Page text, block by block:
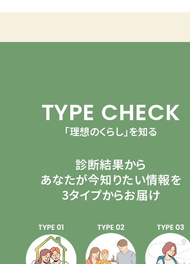
TYPE CHECK
「理想のくらし」を知る
診断結果から
あなたが今知りたい情報を
3タイプからお届け